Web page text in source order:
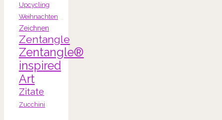
Upcycling
Weihnachten
Zeichnen
Zentangle
Zentangle®
inspired
Art
Zitate
Zucchini